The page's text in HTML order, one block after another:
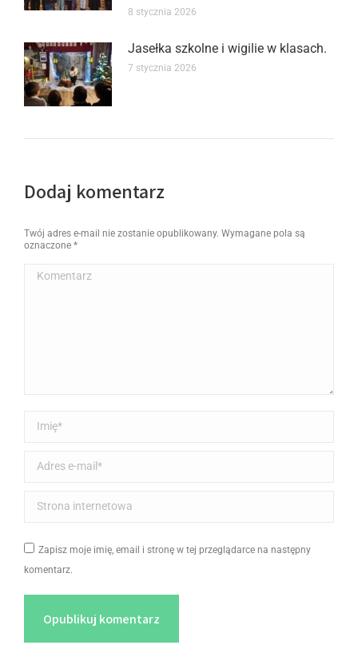
8 stycznia 2026
Jasełka szkolne i wigilie w klasach.
7 stycznia 2026
Dodaj komentarz
Twój adres e-mail nie zostanie opublikowany. Wymagane pola są
oznaczone *
Komentarz
Imię *
Adres e-mail *
Strona internetowa
Zapisz moje imię, email i stronę w tej przeglądarce na następny
komentarz.
Opublikuj komentarz